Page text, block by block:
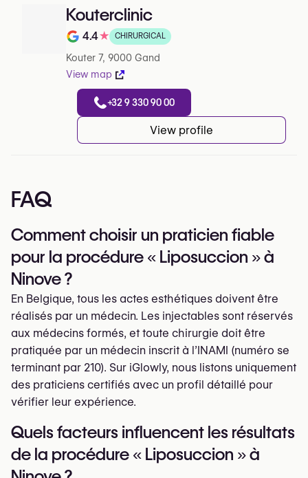
Kouterclinic
Note de 4.4 sur 5 sur Google
4.4★ CHIRURGICAL
Kouter 7, 9000 Gand
View map
+32 9 330 90 00
View profile
FAQ
Comment choisir un praticien fiable
pour la procédure « Liposuccion » à
Ninove ?
En Belgique, tous les actes esthétiques doivent être
réalisés par un médecin. Les injectables sont réservés
aux médecins formés, et toute chirurgie doit être
pratiquée par un médecin inscrit à l’INAMI (numéro se
terminant par 210). Sur iGlowly, nous listons uniquement
des praticiens certifiés avec un profil détaillé pour
vérifier leur expérience.
Quels facteurs influencent les résultats
de la procédure « Liposuccion » à